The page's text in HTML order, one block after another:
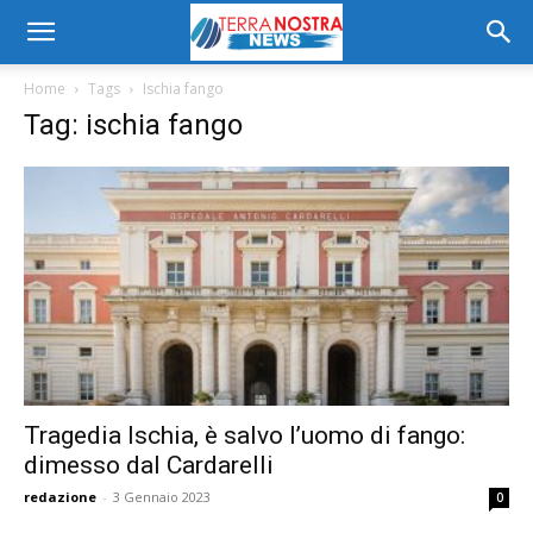
Home Tags Ischia fango
Tag: ischia fango
Tragedia Ischia, è salvo l’uomo di fango:
dimesso dal Cardarelli
redazione - 3 Gennaio 2023 0